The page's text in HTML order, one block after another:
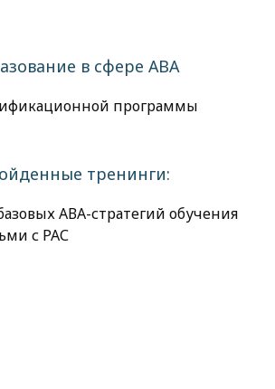
в сфере АВА
программы
тренинги:
АВА-стратегий обучения
с РАС